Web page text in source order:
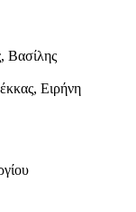
Βασίλης
Ειρήνη